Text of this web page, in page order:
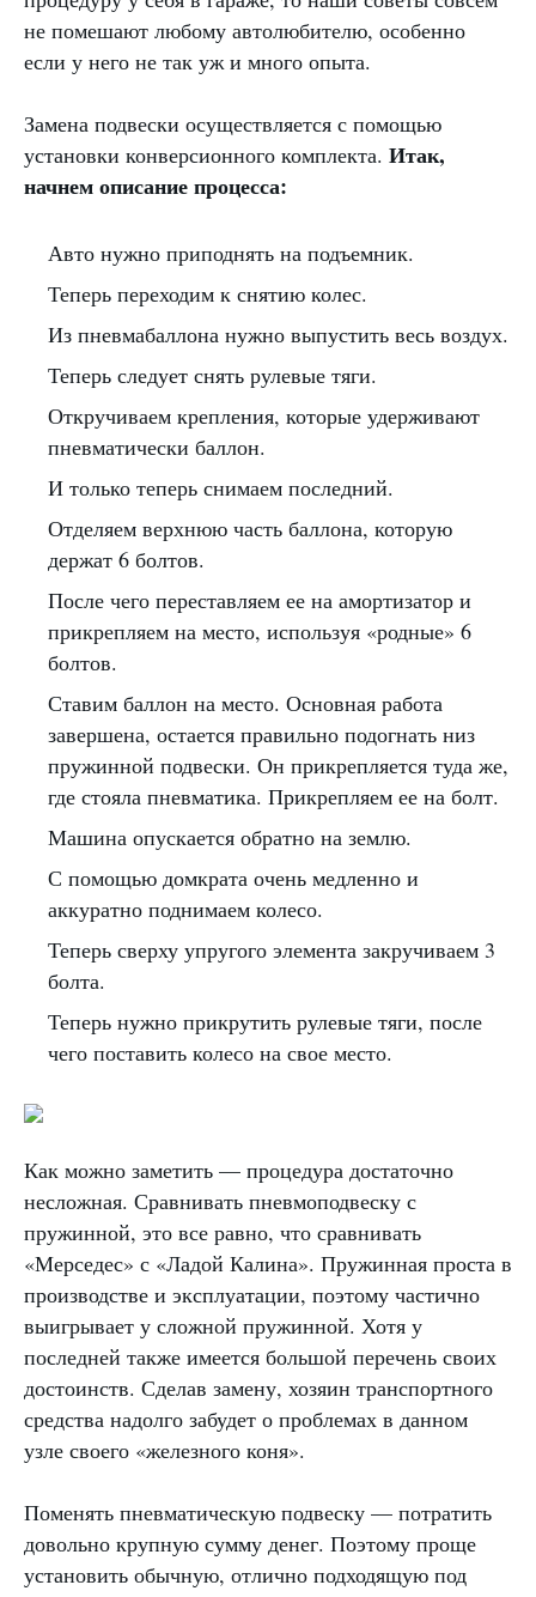
не помешают любому автолюбителю, особенно
если у него не так уж и много опыта.
Замена подвески осуществляется с помощью
установки конверсионного комплекта. Итак,
начнем описание процесса:
Авто нужно приподнять на подъемник.
Теперь переходим к снятию колес.
Из пневмабаллона нужно выпустить весь воздух.
Теперь следует снять рулевые тяги.
Откручиваем крепления, которые удерживают
пневматически баллон.
И только теперь снимаем последний.
Отделяем верхнюю часть баллона, которую
держат 6 болтов.
После чего переставляем ее на амортизатор и
прикрепляем на место, используя «родные» 6
болтов.
Ставим баллон на место. Основная работа
завершена, остается правильно подогнать низ
пружинной подвески. Он прикрепляется туда же,
где стояла пневматика. Прикрепляем ее на болт.
Машина опускается обратно на землю.
С помощью домкрата очень медленно и
аккуратно поднимаем колесо.
Теперь сверху упругого элемента закручиваем 3
болта.
Теперь нужно прикрутить рулевые тяги, после
чего поставить колесо на свое место.
Как можно заметить — процедура достаточно
несложная. Сравнивать пневмоподвеску с
пружинной, это все равно, что сравнивать
«Мерседес» с «Ладой Калина». Пружинная проста в
производстве и эксплуатации, поэтому частично
выигрывает у сложной пружинной. Хотя у
последней также имеется большой перечень своих
достоинств. Сделав замену, хозяин транспортного
средства надолго забудет о проблемах в данном
узле своего «железного коня».
Поменять пневматическую подвеску — потратить
довольно крупную сумму денег. Поэтому проще
установить обычную, отлично подходящую под